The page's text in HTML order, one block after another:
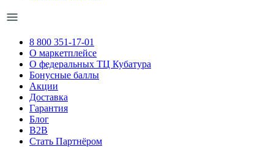
8 800 351-17-01
О маркетплейсе
О федеральных ТЦ Кубатура
Бонусные баллы
Акции
Доставка
Гарантия
Блог
B2B
Стать Партнёром